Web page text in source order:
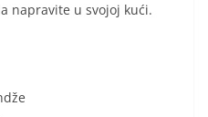
napravite u svojoj kući.